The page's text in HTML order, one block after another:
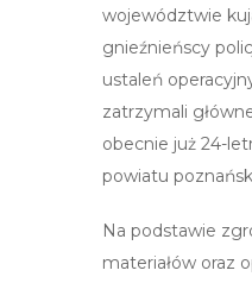
województwie
gnieźnieńscy
ustaleń
zatrzymali
obecnie już 24-
powiatu
Na podstawie
materiałów oraz